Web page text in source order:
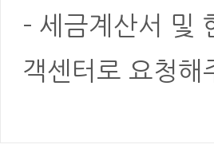
- 세금계산서 및
객센터로 요청해